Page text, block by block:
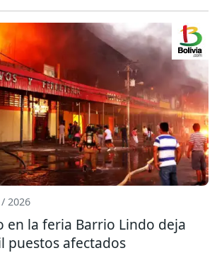
2026
en la feria Barrio Lindo deja
puestos afectados